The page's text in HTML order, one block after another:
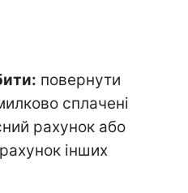
повернути
сплачені
рахунок або
інших